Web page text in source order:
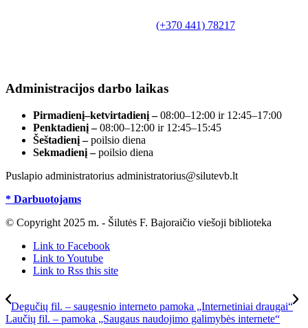
(+370 441) 78217
Administracijos darbo laikas
Pirmadienį–ketvirtadienį –08:00–12:00 ir 12:45–17:00
Penktadienį –08:00–12:00 ir 12:45–15:45
Šeštadienį –poilsio diena
Sekmadienį –poilsio diena
Puslapio administratorius administratorius@silutevb.lt
* Darbuotojams
© Copyright 2025 m. - Šilutės F. Bajoraičio viešoji biblioteka
Link to Facebook
Link to Youtube
Link to Rss this site
Degučių fil. – saugesnio interneto pamoka „Internetiniai draugai“
Laučių fil. – pamoka „Saugaus naudojimo galimybės internete“